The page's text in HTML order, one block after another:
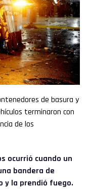
de basura y
terminaron con
de los
ocurrió cuando un
bandera de
y la prendió fuego.